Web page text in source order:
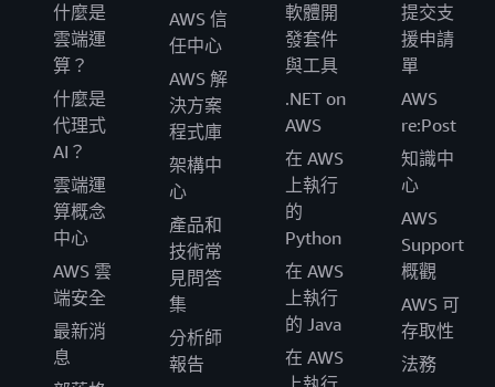
什麼是
雲端運
算？
什麼是
代理式
AI？
雲端運
算概念
中心
AWS 雲
端安全
最新消
息
AWS 信
任中心
AWS 解
決方案
程式庫
架構中
心
產品和
技術常
見問答
集
分析師
報告
軟體開
發套件
與工具
.NET on
AWS
在 AWS
上執行
的
Python
在 AWS
上執行
的 Java
在 AWS
提交支
援申請
單
AWS
re:Post
知識中
心
AWS
Support
概觀
AWS 可
存取性
法務